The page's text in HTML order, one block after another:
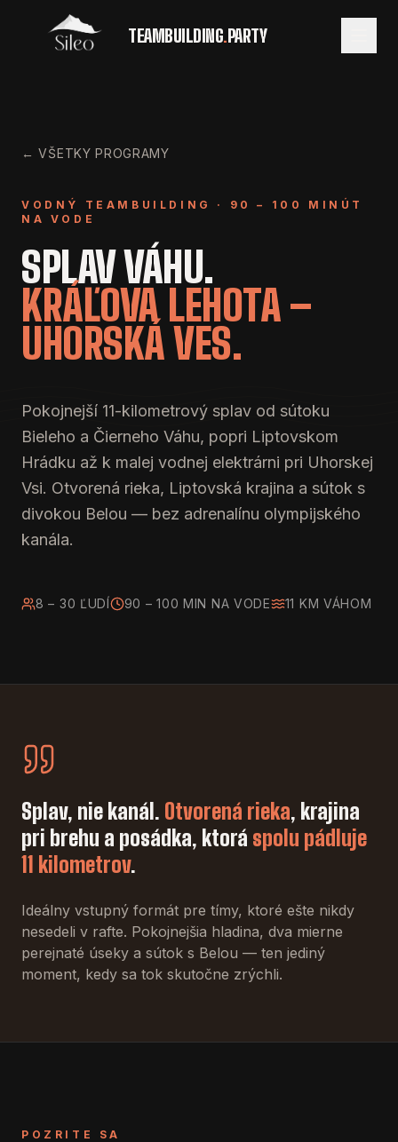
TEAMBUILDING.PARTY
← VŠETKY PROGRAMY
VODNÝ TEAMBUILDING · 90 – 100 MINÚT
NA VODE
SPLAV VÁHU.
KRÁĽOVA LEHOTA –
UHORSKÁ VES.
Pokojnejší 11-kilometrový splav od sútoku
Bieleho a Čierneho Váhu, popri Liptovskom
Hrádku až k malej vodnej elektrárni pri Uhorskej
Vsi. Otvorená rieka, Liptovská krajina a sútok s
divokou Belou — bez adrenalínu olympijského
kanála.
8 – 30 ĽUDÍ 90 – 100 MIN NA VODE 11 KM VÁHOM
Splav, nie kanál. Otvorená rieka, krajina
pri brehu a posádka, ktorá spolu pádluje
11 kilometrov.
Ideálny vstupný formát pre tímy, ktoré ešte nikdy
nesedeli v rafte. Pokojnejšia hladina, dva mierne
perejnaté úseky a sútok s Belou — ten jediný
moment, kedy sa tok skutočne zrýchli.
POZRITE SA